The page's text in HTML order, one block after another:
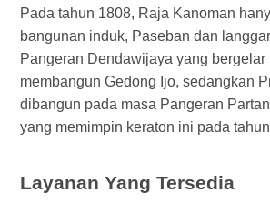
Pada tahun 1808, Raja Kanoman
bangunan induk, Paseban dan
Pangeran Dendawijaya yang
membangun Gedong Ijo, sedangkan
dibangun pada masa Pangeran
yang memimpin keraton ini pada
Layanan Yang Tersedia